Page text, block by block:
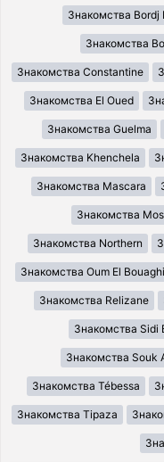
Знакомства Bordj
Знакомства
Знакомства Constantine
Знакомства El Oued
Знакомства Guelma
Знакомства Khenchela
Знакомства Mascara
Знакомства
Знакомства Northern
Знакомства Oum El Bouaghi
Знакомства Relizane
Знакомства Sidi
Знакомства Souk
Знакомства Tébessa
Знакомства Tipaza